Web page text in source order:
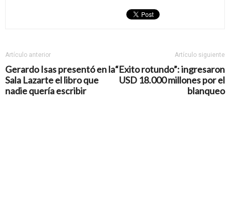
Artículo anterior
Gerardo Isas presentó en la
Sala Lazarte el libro que
nadie quería escribir
Artículo siguiente
“Exito rotundo”: ingresaron
USD 18.000 millones por el
blanqueo